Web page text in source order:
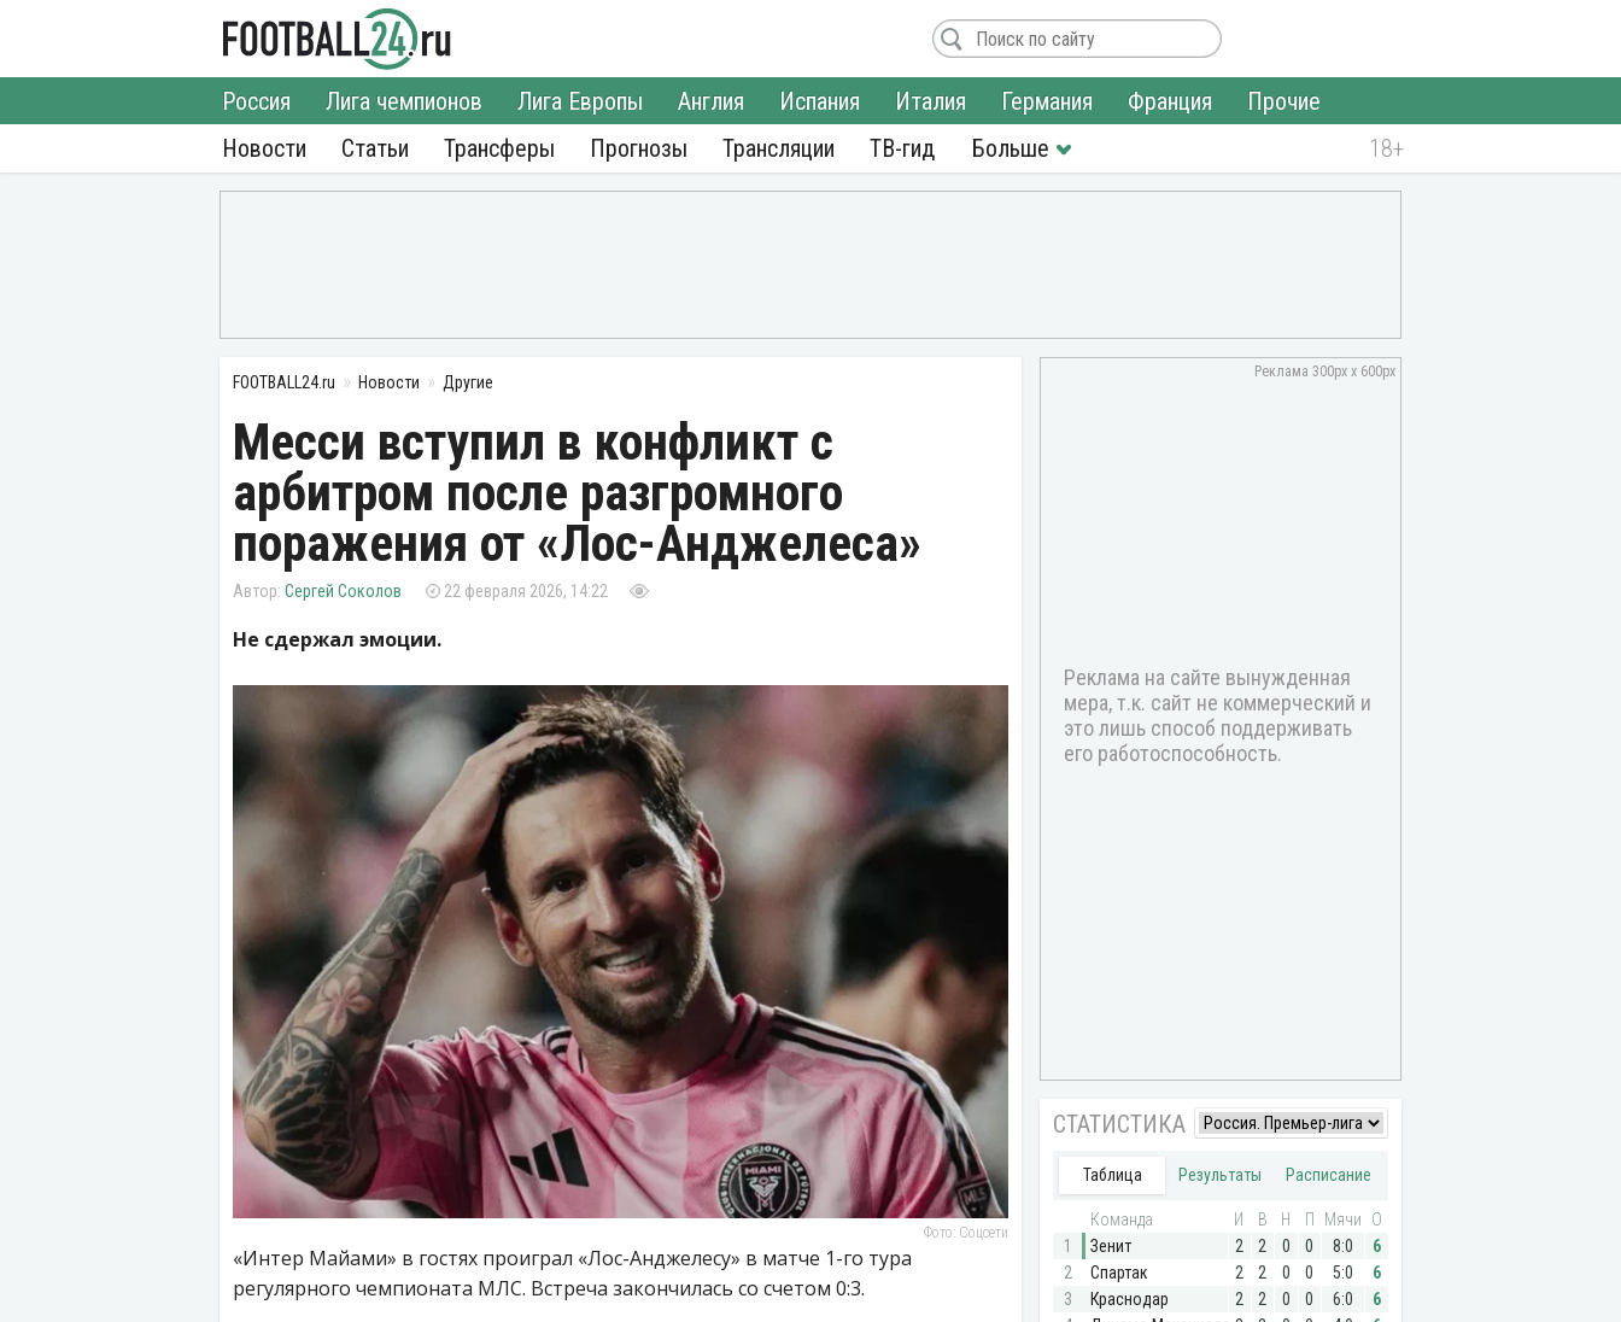
Новости
Россия Лига чемпионов Лига Европы Англия Испания Италия Германия Франция
Прочие
Статьи
Трансферы Прогнозы Трансляции ТВ-гид
FOOTBALL24.ru Новости Другие
Месси вступил в конфликт с
арбитром после разгромного
поражения от «Лос-Анджелеса»
Сергей Соколов 22 февраля 2026, 14:22
Не сдержал эмоции.
Фото: Соцсети
«Интер Майами» в гостях проиграл «Лос-Анджелесу» в матче 1-го тура
регулярного чемпионата МЛС. Встреча закончилась со счетом 0:3.